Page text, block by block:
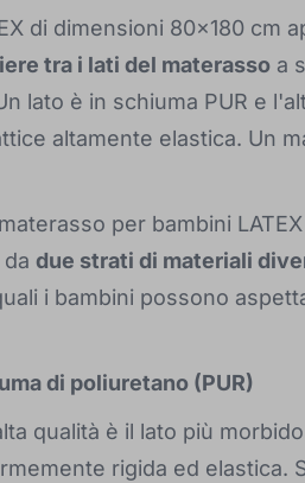
di dimensioni 80x180 cm
tra i lati del materasso a
lato è in schiuma PUR e
altamente elastica. Un
per bambini
due strati di materiali
i bambini possono
di poliuretano (PUR)
qualità è il lato più
rigida ed elastica.